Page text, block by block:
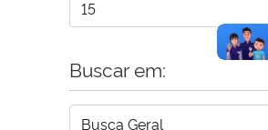
Buscar em: